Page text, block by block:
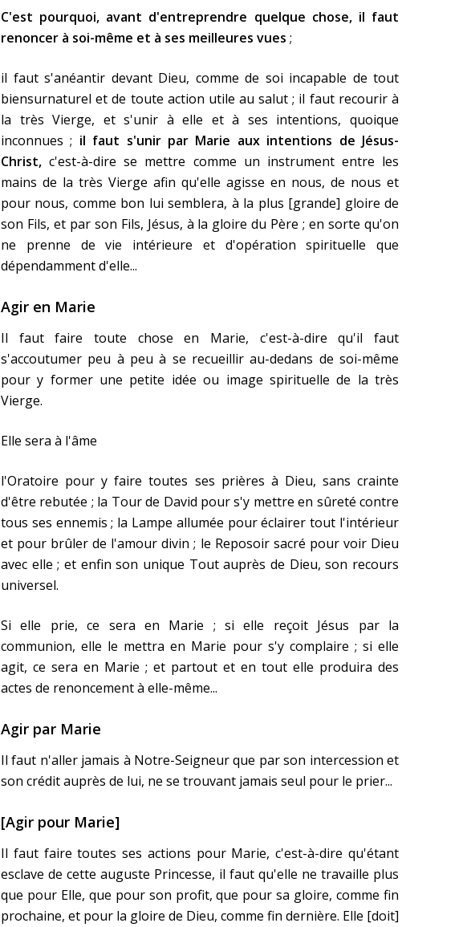
C'est pourquoi, avant d'entreprendre quelque chose, il faut
renoncer à soi-même et à ses meilleures vues ;
il faut s'anéantir devant Dieu, comme de soi incapable de tout
biensurnaturel et de toute action utile au salut ; il faut recourir à
la très Vierge, et s'unir à elle et à ses intentions, quoique
inconnues ; il faut s'unir par Marie aux intentions de Jésus-
Christ, c'est-à-dire se mettre comme un instrument entre les
mains de la très Vierge afin qu'elle agisse en nous, de nous et
pour nous, comme bon lui semblera, à la plus [grande] gloire de
son Fils, et par son Fils, Jésus, à la gloire du Père ; en sorte qu'on
ne prenne de vie intérieure et d'opération spirituelle que
dépendamment d'elle...
Agir en Marie
Il faut faire toute chose en Marie, c'est-à-dire qu'il faut
s'accoutumer peu à peu à se recueillir au-dedans de soi-même
pour y former une petite idée ou image spirituelle de la très
Vierge.
Elle sera à l'âme
l'Oratoire pour y faire toutes ses prières à Dieu, sans crainte
d'être rebutée ; la Tour de David pour s'y mettre en sûreté contre
tous ses ennemis ; la Lampe allumée pour éclairer tout l'intérieur
et pour brûler de l'amour divin ; le Reposoir sacré pour voir Dieu
avec elle ; et enfin son unique Tout auprès de Dieu, son recours
universel.
Si elle prie, ce sera en Marie ; si elle reçoit Jésus par la
communion, elle le mettra en Marie pour s'y complaire ; si elle
agit, ce sera en Marie ; et partout et en tout elle produira des
actes de renoncement à elle-même...
Agir par Marie
Il faut n'aller jamais à Notre-Seigneur que par son intercession et
son crédit auprès de lui, ne se trouvant jamais seul pour le prier...
[Agir pour Marie]
Il faut faire toutes ses actions pour Marie, c'est-à-dire qu'étant
esclave de cette auguste Princesse, il faut qu'elle ne travaille plus
que pour Elle, que pour son profit, que pour sa gloire, comme fin
prochaine, et pour la gloire de Dieu, comme fin dernière. Elle [doit]